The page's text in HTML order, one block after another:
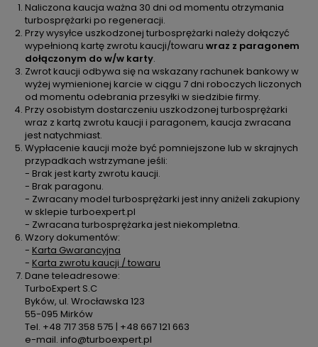
Naliczona kaucja ważna 30 dni od momentu otrzymania
turbosprężarki po regeneracji.
Przy wysyłce uszkodzonej turbosprężarki należy dołączyć
wypełnioną kartę zwrotu kaucji/towaru wraz z paragonem
dołączonym do w/w karty.
Zwrot kaucji odbywa się na wskazany rachunek bankowy w
wyżej wymienionej karcie w ciągu 7 dni roboczych liczonych
od momentu odebrania przesyłki w siedzibie firmy.
Przy osobistym dostarczeniu uszkodzonej turbosprężarki
wraz z kartą zwrotu kaucji i paragonem, kaucja zwracana
jest natychmiast.
Wypłacenie kaucji może być pomniejszone lub w skrajnych
przypadkach wstrzymane jeśli:
- Brak jest karty zwrotu kaucji.
- Brak paragonu.
- Zwracany model turbosprężarki jest inny aniżeli zakupiony
w sklepie turboexpert.pl
- Zwracana turbosprężarka jest niekompletna.
Wzory dokumentów:
- Karta Gwarancyjna
- Karta zwrotu kaucji / towaru
Dane teleadresowe:
TurboExpert S.C
Byków, ul. Wrocławska 123
55-095 Mirków
Tel. +48 717 358 575 | +48 667 121 663
e-mail. info@turboexpert.pl